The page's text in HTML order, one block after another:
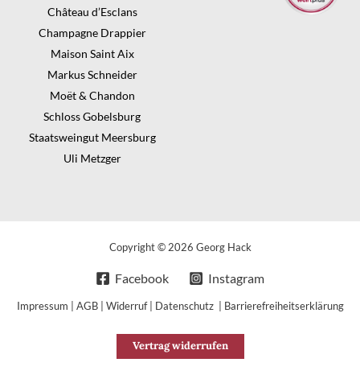
Château d’Esclans
Champagne Drappier
Maison Saint Aix
Markus Schneider
Moët & Chandon
Schloss Gobelsburg
Staatsweingut Meersburg
Uli Metzger
Copyright © 2026 Georg Hack
Facebook Instagram
Impressum AGB| Widerruf| Datenschutz Barrierefreiheitserklärung
Vertrag widerrufen